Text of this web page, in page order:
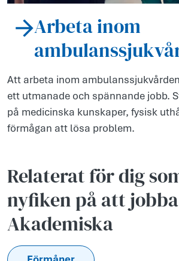
Arbeta inom
Att arbeta inom
ett utmanade och spännande jobb.
på medicinska kunskaper, fysisk
förmågan att lösa problem.
Relaterat för dig
nyfiken på att
Akademiska